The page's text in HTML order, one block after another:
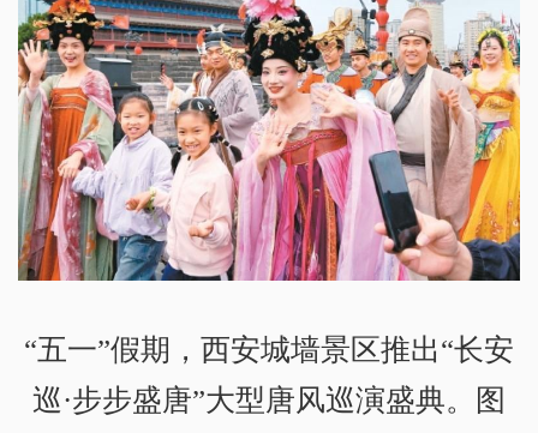
“五一”假期，西安城墙景区推出“长安
巡·步步盛唐”大型唐风巡演盛典。图